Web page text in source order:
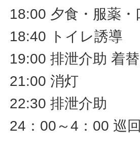
18:00 夕食・服薬・
18:40 トイレ誘導
19:00 排泄介助 着替
21:00 消灯
22:30 排泄介助
24：00～4：00 巡